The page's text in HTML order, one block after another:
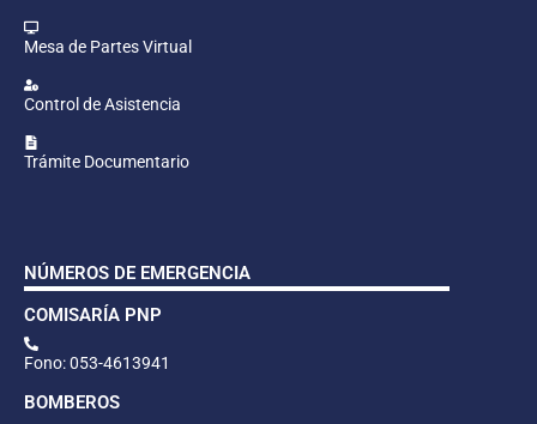
Mesa de Partes Virtual
Control de Asistencia
Trámite Documentario
NÚMEROS DE EMERGENCIA
COMISARÍA PNP
Fono: 053-4613941
BOMBEROS